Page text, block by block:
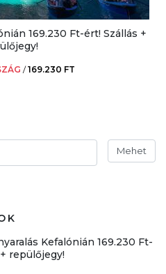
169.230 Ft-ért! Szállás +
/169.230 FT
Mehet
Kefalónián 169.230 Ft-
repülőjegy!